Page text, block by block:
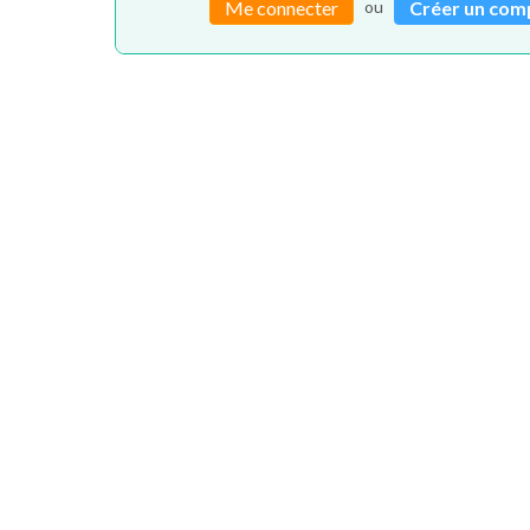
Me connecter ou Créer un